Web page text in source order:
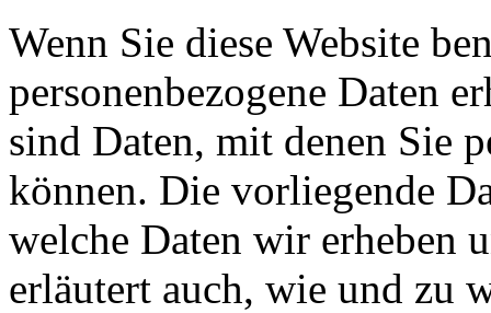
Wenn Sie diese Website
personenbezogene Daten
sind Daten, mit denen Sie
können. Die vorliegende
welche Daten wir erheben
erläutert auch, wie und zu